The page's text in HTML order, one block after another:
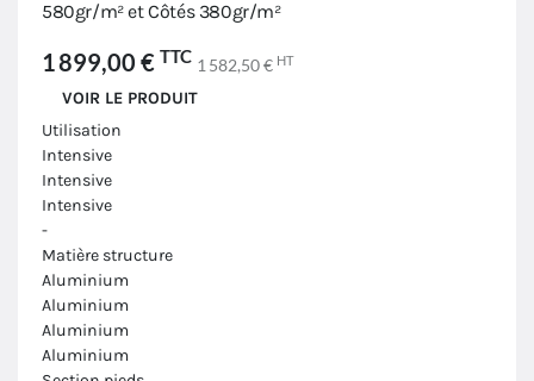
580gr/m² et Côtés 380gr/m²
1 899,00 € TTC 1 582,50 € HT
VOIR LE PRODUIT
Utilisation
Intensive
Intensive
Intensive
-
Matière structure
Aluminium
Aluminium
Aluminium
Aluminium